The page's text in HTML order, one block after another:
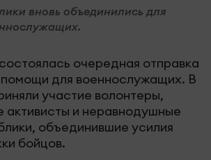
вновь объединились для
очередная отправка
помощи для военнослужащих. В
участие волонтеры,
активисты и неравнодушные
объединившие усилия
бойцов.